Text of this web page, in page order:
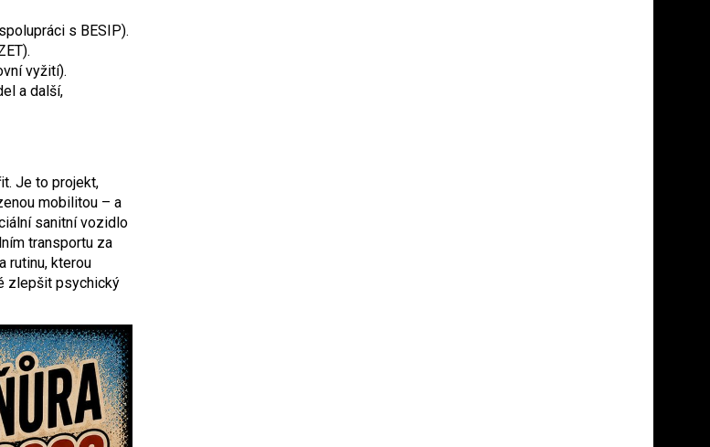
s BESIP).
vyžití).
a další,
Je to projekt,
mobilitou – a
sanitní vozidlo
transportu za
rutinu, kterou
zlepšit psychický